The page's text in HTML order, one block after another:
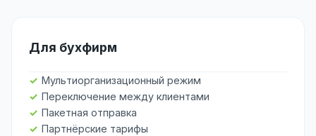
Для бухфирм
Мультиорганизационный режим
Переключение между клиентами
Пакетная отправка
Партнёрские тарифы